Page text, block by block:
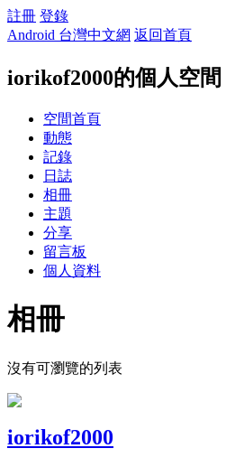
註冊 登錄
Android 台灣中文網 返回首頁
iorikof2000的個人空間
空間首頁
動態
記錄
日誌
相冊
主題
分享
留言板
個人資料
相冊
沒有可瀏覽的列表
iorikof2000